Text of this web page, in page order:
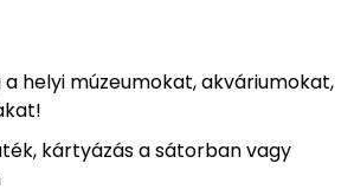
helyi múzeumokat, akváriumokat,
kártyázás a sátorban vagy